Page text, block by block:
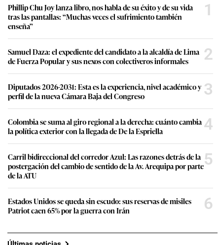
Phillip Chu Joy lanza libro, nos habla de su éxito y de su vida
tras las pantallas: “Muchas veces el sufrimiento también
enseña”
1
Samuel Daza: el expediente del candidato a la alcaldía de Lima
de Fuerza Popular y sus nexos con colectiveros informales
2
Diputados 2026-2031: Esta es la experiencia, nivel académico y
perfil de la nueva Cámara Baja del Congreso
3
Colombia se suma al giro regional a la derecha: cuánto cambia
la política exterior con la llegada de De la Espriella
4
Carril bidireccional del corredor Azul: Las razones detrás de la
postergación del cambio de sentido de la Av. Arequipa por parte
de la ATU
5
Estados Unidos se queda sin escudo: sus reservas de misiles
Patriot caen 65% por la guerra con Irán
6